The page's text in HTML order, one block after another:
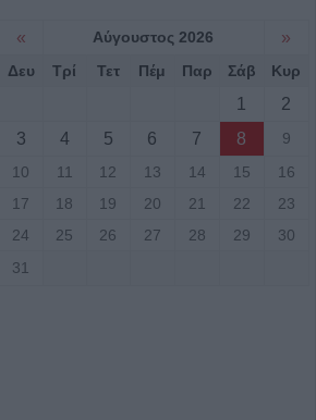
« Αύγουστος 2026 »
Δευ Τρί Τετ Πέμ Παρ Σάβ Κυρ
1
2
3
4 5 6 7 8
9
10
11 12 13 14 15
16
17
18 19 20 21 22
23
24
25 26 27 28 29
30
31